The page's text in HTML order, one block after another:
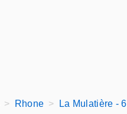
Rhone La Mulatière -